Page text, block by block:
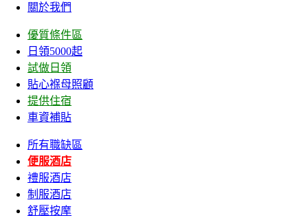
關於我們
優質條件區
日領5000起
試做日領
貼心褓母照顧
提供住宿
車資補貼
所有職缺區
便服酒店
禮服酒店
制服酒店
舒壓按摩